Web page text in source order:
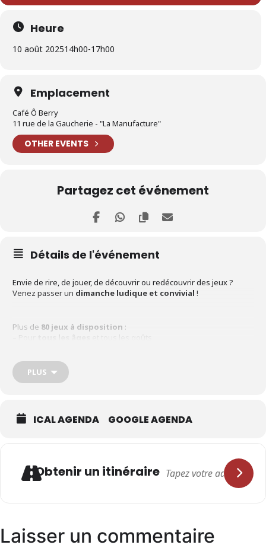
Heure
10 août 202514h00-17h00
Emplacement
Café Ô Berry
11 rue de la Gaucherie - "La Manufacture"
OTHER EVENTS
Partagez cet événement
Détails de l'événement
Envie de rire, de jouer, de découvrir ou redécouvrir des jeux ?
Venez passer un dimanche ludique et convivial !
Plus de 80 jeux à disposition :
forcément une table où jouer !
– Jeux d’ambiance, de stratégie, de coopération, de bluff ou de
mémoire…
Venez partager un moment de détente, de rire et de rencontre
autour du jeu ,
le Café Ô Berry, c’est aussi ça : le plaisir d’être ensemble. Entrée
libre – tout le monde est bienvenu
PLUS
ICAL AGENDA GOOGLE AGENDA
Obtenir un itinéraire
Laisser un commentaire